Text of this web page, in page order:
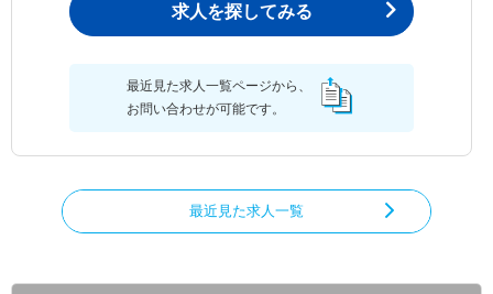
求人を探してみる
最近見た求人一覧ページから、
お問い合わせが可能です。
最近見た求人一覧